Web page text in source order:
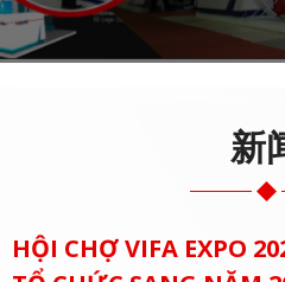
新
HỘI CHỢ VIFA EXPO